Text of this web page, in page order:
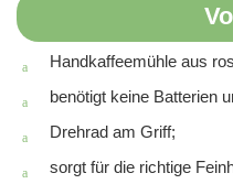
Handkaffeemühle aus
benötigt keine Batterien
Drehrad am Griff;
sorgt für die richtige